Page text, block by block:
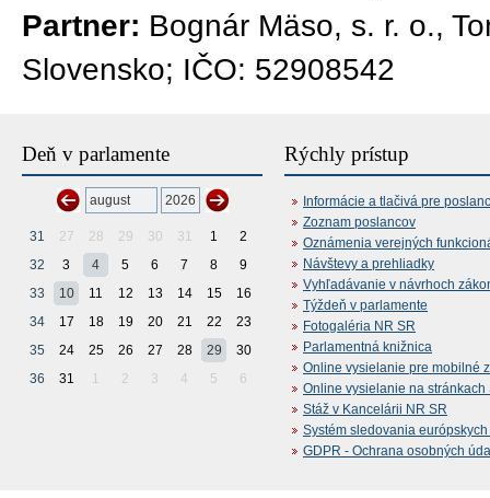
Partner: Bognár Mäso, s. r. o.,
Slovensko; IČO: 52908542
Deň v parlamente
31 27 28 29 30 31 1
2
32
3 4 5 6 7 8
9
33
10 11 12 13 14 15
16
34
17 18 19 20 21 22
23
35
24 25 26 27 28 29
30
36
31 1 2 3 4 5 6
Rýchly prístup
Informácie a tlačivá pre
Zoznam poslancov
Oznámenia verejných
Návštevy a prehliadky
Vyhľadávanie v návrhoch
Týždeň v parlamente
Fotogaléria NR SR
Parlamentná knižnica
Online vysielanie pre mobilné
Online vysielanie na stránkach
Stáž v Kancelárii NR SR
Systém sledovania
GDPR - Ochrana osobných